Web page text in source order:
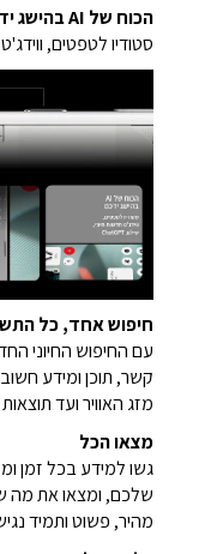
הכוח של AI בהישג ידכם
סטודיו לטפטים,
חיפוש אחד, כל
עם החיפוש החיוני
קשר, תוכן ומידע
מזג האוויר ועד
מצאו הכל
גשו למידע בכל זמן
שלכם, ומצאו את מה
מהיר, פשוט ותמיד